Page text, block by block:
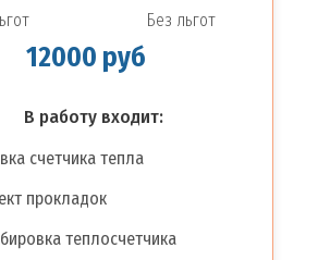
Без льгот
12000 руб
В работу входит:
счетчика тепла
прокладок
теплосчетчика